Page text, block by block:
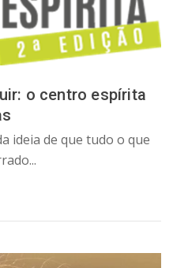
o centro espírita
ideia de que tudo o que